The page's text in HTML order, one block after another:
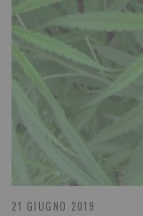
21 GIUGNO 2019